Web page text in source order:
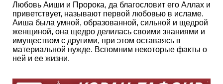
Любовь Аиши и Пророка, да благословит его Аллах и
приветствует, называют первой любовью в исламе.
Аиша была умной, образованной, сильной и щедрой
женщиной, она щедро делилась своими знаниями и
имуществом с другими, при этом оставаясь в
материальной нужде. Вспомним некоторые факты о
ней и ее жизни.